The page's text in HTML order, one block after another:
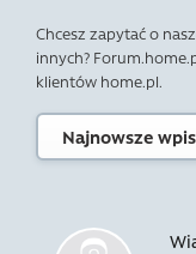
Chcesz zapytać o
innych?
klientów home.pl.
Najnowsze